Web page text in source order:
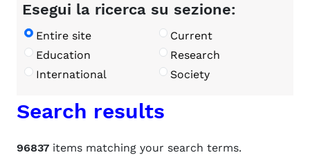
Esegui la ricerca su sezione:
Entire site
Current
Education
Research
International
Society
Search results
96837 items matching your search terms.